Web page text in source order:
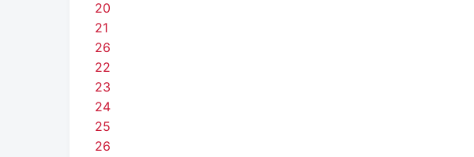
20
21
26
22
23
24
25
26